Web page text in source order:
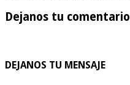
Dejanos tu comentario
DEJANOS TU MENSAJE